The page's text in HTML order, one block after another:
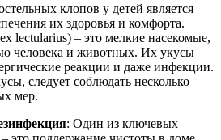
клопов у детей является
их здоровья и комфорта.
lectularius) – это мелкие насекомые,
человека и животных. Их укусы
реакции и даже инфекции.
следует соблюдать несколько
мер.
: Один из ключевых